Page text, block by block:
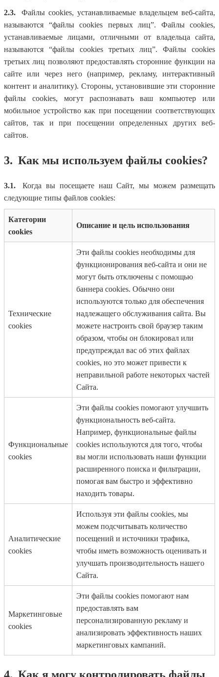
2.3.
Файлы cookies, устанавливаемые владельцем веб-сайта,
называются “файлы cookies первых лиц”. Файлы cookies,
устанавливаемые лицами, отличными от владельца сайта,
называются “файлы cookies третьих лиц”. Файлы cookies
третьих лиц позволяют предоставлять сторонние функции на
сайте или через него (например, рекламу, интерактивный
контент и аналитику). Стороны, установившие эти сторонние
файлы cookies, могут распознавать ваш компьютер или
мобильное устройство как при посещении соответствующих
сайтов, так и при посещении определенных других веб-
сайтов.
3. Как мы используем файлы cookies?
3.1.
Когда вы посещаете наш Сайт, мы можем размещать
следующие типы файлов cookies:
Категории
cookies
Описание и цель использования
Технические
cookies
Эти файлы cookies необходимы для
функционирования веб-сайта и они не
могут быть отключены с помощью
баннера cookies. Обычно они
используются только для обеспечения
надлежащего обслуживания сайта. Вы
можете настроить свой браузер таким
образом, чтобы он блокировал или
предупреждал вас об этих файлах
cookies, но это может привести к
неправильной работе некоторых частей
Сайта.
Функциональные
cookies
Эти файлы cookies помогают улучшить
функциональность веб-сайта.
Например, функциональные файлы
cookies используются для того, чтобы
вы могли использовать наши функции
расширенного поиска и фильтрации,
помогая вам быстро и эффективно
находить товары.
Аналитические
cookies
Используя эти файлы cookies, мы
можем подсчитывать количество
посещений и источники трафика,
чтобы иметь возможность оценивать и
улучшать производительность нашего
Сайта.
Маркетинговые
cookies
Эти файлы cookies помогают нам
предоставлять вам
персонализированную рекламу и
анализировать эффективность наших
маркетинговых кампаний.
4. Как я могу контролировать файлы